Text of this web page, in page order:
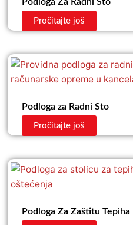
Podloga Za Radni Sto
Pročitajte još
Podloga za Radni Sto
Pročitajte još
Podloga Za Zaštitu Tepiha